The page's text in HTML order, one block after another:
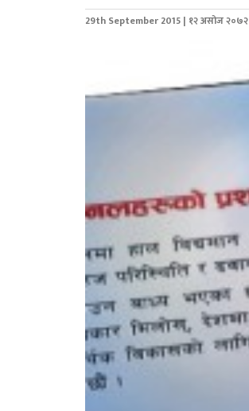
29th September 2015 | १२ असोज २०७२